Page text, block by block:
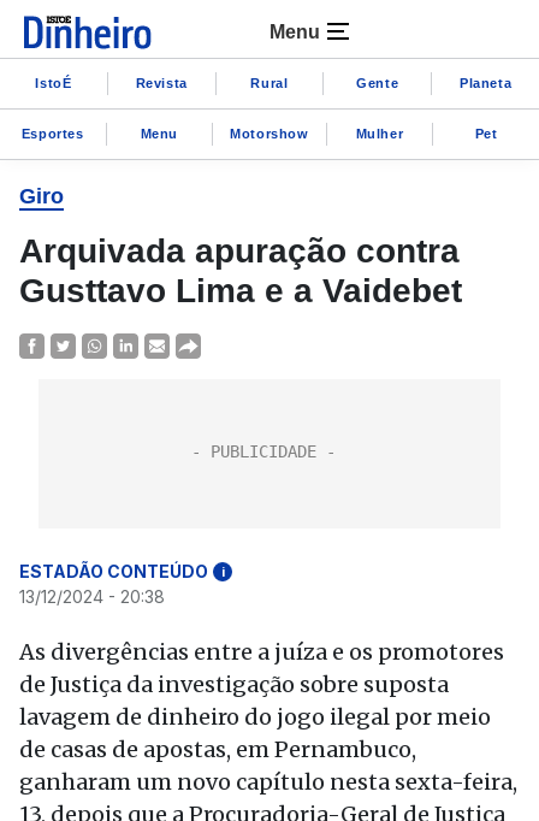
Menu
IstoÉ Revista Rural Gente Planeta
Esportes Menu Motorshow Mulher Pet
Giro
Arquivada apuração contra
Gusttavo Lima e a Vaidebet
ESTADÃO CONTEÚDO i
13/12/2024 - 20:38
As divergências entre a juíza e os promotores
de Justiça da investigação sobre suposta
lavagem de dinheiro do jogo ilegal por meio
de casas de apostas, em Pernambuco,
ganharam um novo capítulo nesta sexta-feira,
13, depois que a Procuradoria-Geral de Justiça